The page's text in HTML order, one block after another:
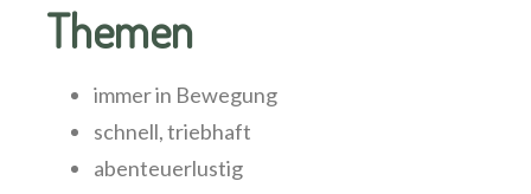
Themen
immer in Bewegung
schnell, triebhaft
abenteuerlustig